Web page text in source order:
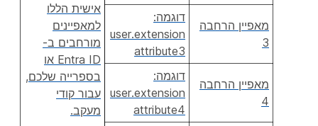
אישית הללו
למאפיינים
מורחבים ב-
Entra ID או
בספרייה שלכם,
עבור קודי
מעקב.
מאפיין הרחבה
3
דוגמה:
user.extension
attribute3
מאפיין הרחבה
4
דוגמה:
user.extension
attribute4